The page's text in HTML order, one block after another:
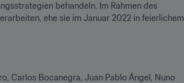
behandeln. Im Rahmen des
ehe sie im Januar 2022 in feierlichem
Carlos Bocanegra, Juan Pablo Ángel, Nuno